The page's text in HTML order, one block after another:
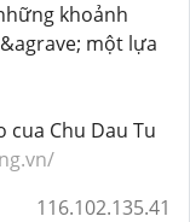
khoảnh
một lựa
Chu Dau Tu
116.102.135.41